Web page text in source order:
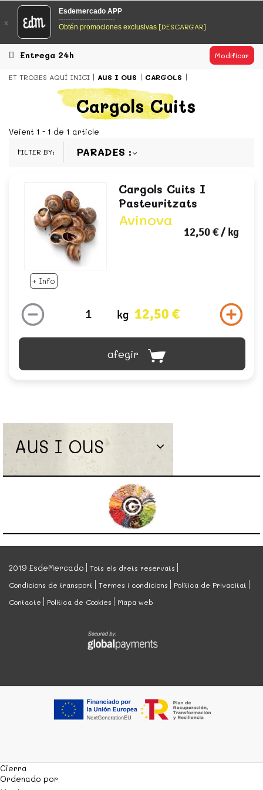
EsDeMercado.com
EsDeMercado.com te lleva a casa los mejores productos de
los mejores mercados de Barcelona y de productores
locales.
EsDeMercado.com
EsDeMercado.com te lleva a casa los mejores productos de
los mejores mercados de Barcelona y de productores
x
Esdemercado APP
------------------------
Obtén promociones exclusivas [DESCARGAR]
Entrega 24h Modificar
ET TROBES AQUÍ INICI AUS I OUS CARGOLS
Cargols Cuits
Veient 1 - 1 de 1 article
FILTER BY: PARADES
+ Info
Cargols Cuits I
Pasteuritzats
Avinova
12,50 €/ kg
kg 12,50 €
afegir
AUS I OUS
2019 EsdeMercado
Tots els drets reservats
Condicions de transport
Termes i condicions
Política de Privacitat
Contacte
Política de Cookies Mapa web
Cierra
Ordenado por